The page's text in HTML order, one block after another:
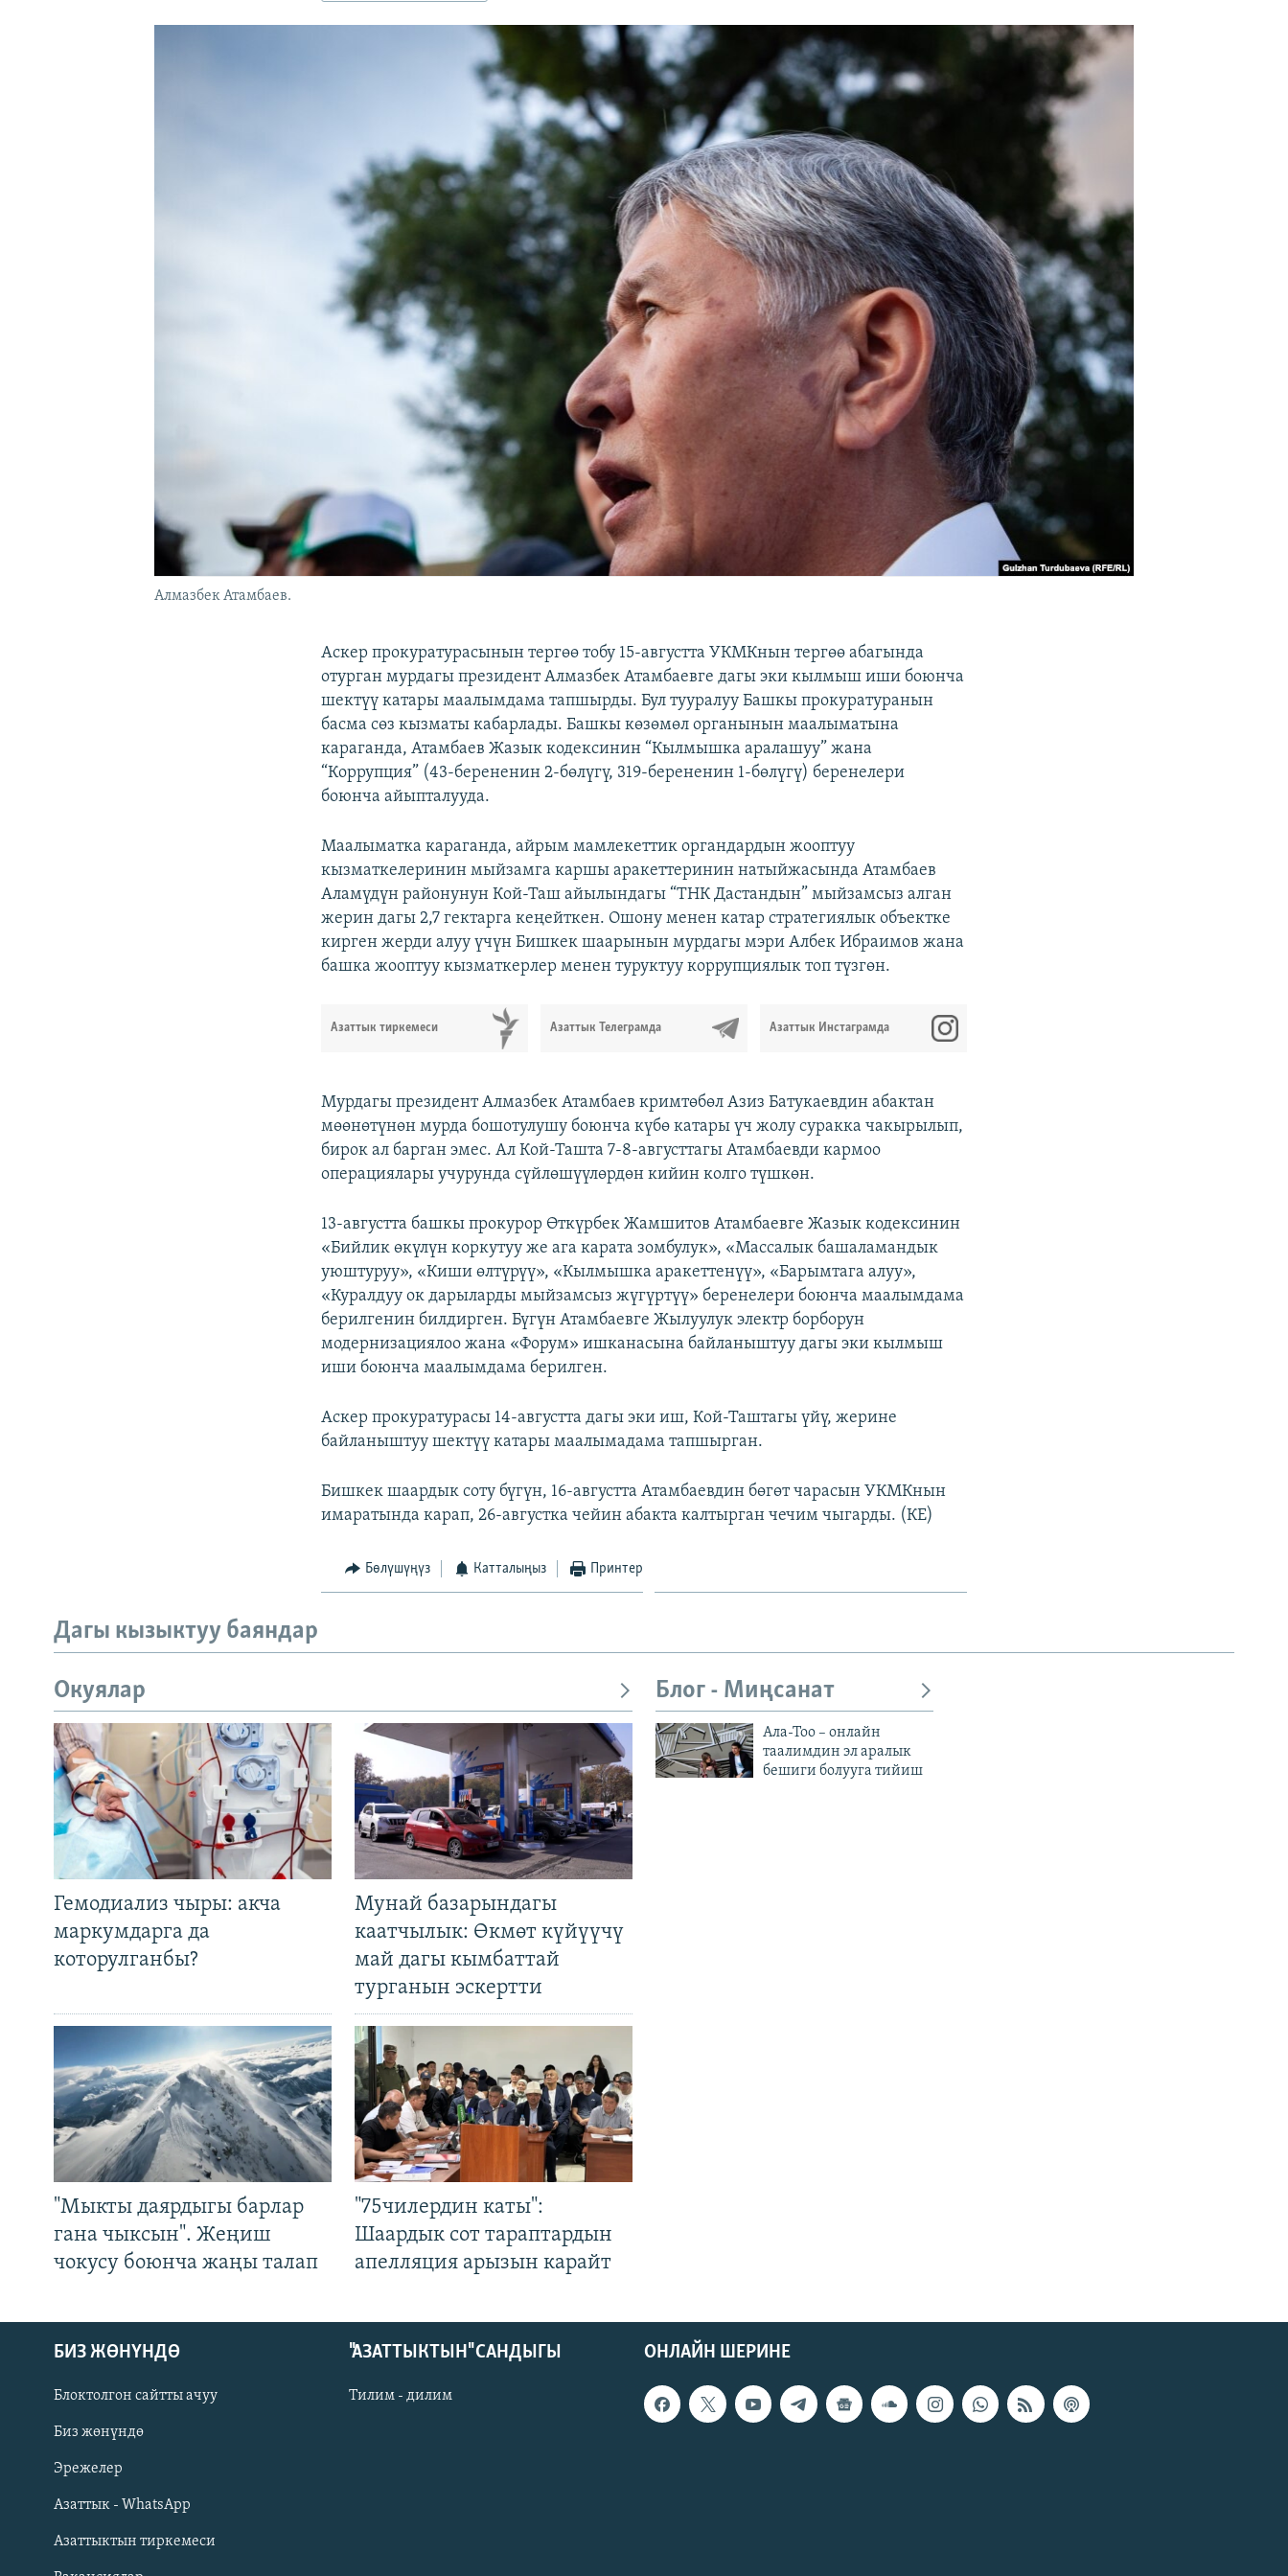
Русский
ОНЛАЙН ШЕРИНЕ
Алмазбек Атамбаев.
Аскер прокуратурасынын тергөө тобу 15-августта УКМКнын тергөө абагында
отурган мурдагы президент Алмазбек Атамбаевге дагы эки кылмыш иши боюнча
шектүү катары маалымдама тапшырды. Бул тууралуу Башкы прокуратуранын
басма сөз кызматы кабарлады. Башкы көзөмөл органынын маалыматына
караганда, Атамбаев Жазык кодексинин “Кылмышка аралашуу” жана
“Коррупция” (43-берененин 2-бөлүгү, 319-берененин 1-бөлүгү) беренелери
боюнча айыпталууда.
Маалыматка караганда, айрым мамлекеттик органдардын жооптуу
кызматкелеринин мыйзамга каршы аракеттеринин натыйжасында Атамбаев
Аламүдүн районунун Кой-Таш айылындагы “ТНК Дастандын” мыйзамсыз алган
жерин дагы 2,7 гектарга кеңейткен. Ошону менен катар стратегиялык объектке
кирген жерди алуу үчүн Бишкек шаарынын мурдагы мэри Албек Ибраимов жана
башка жооптуу кызматкерлер менен туруктуу коррупциялык топ түзгөн.
Азаттык тиркемеси Азаттык Телеграмда Азаттык Инстаграмда
Мурдагы президент Алмазбек Атамбаев кримтөбөл Азиз Батукаевдин абактан
мөөнөтүнөн мурда бошотулушу боюнча күбө катары үч жолу суракка чакырылып,
бирок ал барган эмес. Ал Кой-Ташта 7-8-августтагы Атамбаевди кармоо
операциялары учурунда сүйлөшүүлөрдөн кийин колго түшкөн.
13-августта башкы прокурор Өткүрбек Жамшитов Атамбаевге Жазык кодексинин
«Бийлик өкүлүн коркутуу же ага карата зомбулук», «Массалык башаламандык
уюштуруу», «Киши өлтүрүү», «Кылмышка аракеттенүү», «Барымтага алуу»,
«Куралдуу ок дарыларды мыйзамсыз жүгүртүү» беренелери боюнча маалымдама
берилгенин билдирген. Бүгүн Атамбаевге Жылуулук электр борборун
модернизациялоо жана «Форум» ишканасына байланыштуу дагы эки кылмыш
иши боюнча маалымдама берилген.
Аскер прокуратурасы 14-августта дагы эки иш, Кой-Таштагы үйү, жерине
байланыштуу шектүү катары маалымадама тапшырган.
Бишкек шаардык соту бүгүн, 16-августта Атамбаевдин бөгөт чарасын УКМКнын
имаратында карап, 26-августка чейин абакта калтырган чечим чыгарды. (КЕ)
Бөлүшүңүз Катталыңыз Принтер
Дагы кызыктуу баяндар
Окуялар
Гемодиализ чыры: акча
маркумдарга да
которулганбы?
Мунай базарындагы
каатчылык: Өкмөт күйүүчү
май дагы кымбаттай
турганын эскертти
"Мыкты даярдыгы барлар
гана чыксын". Жеңиш
чокусу боюнча жаңы талап
"75чилердин каты":
Шаардык сот тараптардын
апелляция арызын карайт
Блог - Миңсанат
Ала-Тоо – онлайн
таалимдин эл аралык
бешиги болууга тийиш
ОНЛАЙН ШЕРИНЕ
БИЗ ЖӨНҮНДӨ
Блоктолгон сайтты ачуу
Биз жөнүндө
Эрежелер
Азаттык - WhatsApp
Азаттыктын тиркемеси
"АЗАТТЫКТЫН" САНДЫГЫ
Тилим - дилим